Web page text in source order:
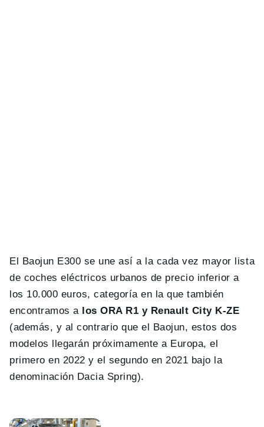
El Baojun E300 se une así a la cada vez mayor lista
de coches eléctricos urbanos de precio inferior a
los 10.000 euros, categoría en la que también
encontramos alos ORA R1 y Renault City K-ZE
(además, y al contrario que el Baojun, estos dos
modelos llegarán próximamente a Europa, el
primero en 2022 y el segundo en 2021 bajo la
denominación Dacia Spring).